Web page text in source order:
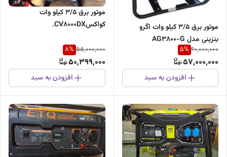
موتور برق ۳/۵ کیلو وات اگرو
بنزینی مدل AG3800-G
60,000,000
5%
57,000,000
افزودن به سبد
موتور برق 3/5 کیلو وات
کواکسCV8000DX.
55,000,000
8%
50,399,000
افزودن به سبد